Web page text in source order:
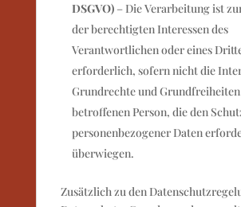
DSGVO)– Die Verarbeitung ist
der berechtigten Interessen des
Verantwortlichen oder eines
erforderlich, sofern nicht die
Grundrechte und
betroffenen Person, die den
personenbezogener Daten
überwiegen.
Zusätzlich zu den